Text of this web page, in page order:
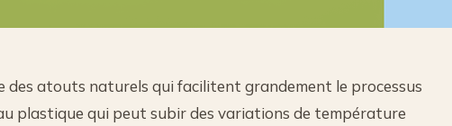
des atouts naturels qui facilitent grandement le processus
plastique qui peut subir des variations de température